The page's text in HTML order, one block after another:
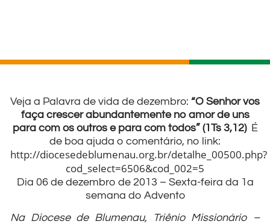
Veja a Palavra de vida de dezembro: “O Senhor vos
faça crescer abundantemente no amor de uns
para com os outros e para com todos” (1Ts 3,12) É
de boa ajuda o comentário, no link:
http://diocesedeblumenau.org.br/detalhe_00500.php?
cod_select=6506&cod_002=5
Dia 06 de dezembro de 2013 – Sexta-feira da 1a
semana do Advento
Na Diocese de Blumenau, Triênio Missionário –